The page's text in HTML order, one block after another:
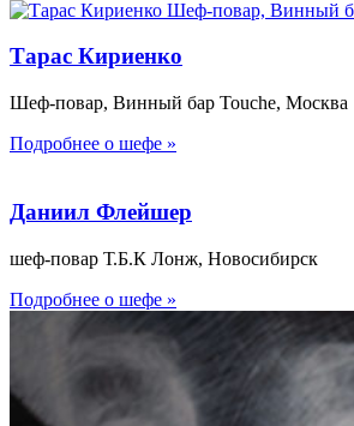
Тарас Кириенко
Шеф-повар, Винный бар Touche, Москва
Подробнее о шефе »
Даниил Флейшер
шеф-повар Т.Б.К Лонж, Новосибирск
Подробнее о шефе »